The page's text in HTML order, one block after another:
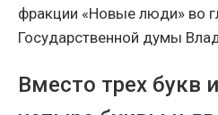
фракции «Новые люди» во
Государственной думы
Вместо трех букв